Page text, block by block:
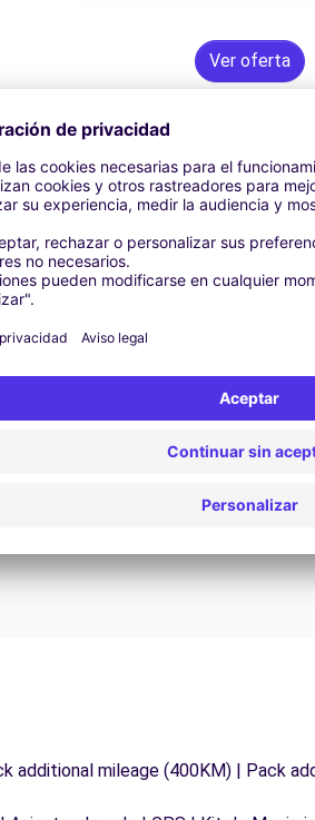
Ver oferta
Asistencia 24/7
asistencia está disponible en
additional mileage (400KM) | Pack